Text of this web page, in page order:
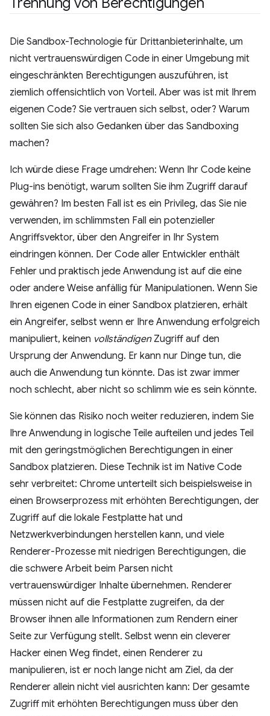
Die Sandbox-Technologie für Drittanbieterinhalte, um
nicht vertrauenswürdigen Code in einer Umgebung mit
eingeschränkten Berechtigungen auszuführen, ist
ziemlich offensichtlich von Vorteil. Aber was ist mit Ihrem
eigenen Code? Sie vertrauen sich selbst, oder? Warum
sollten Sie sich also Gedanken über das Sandboxing
machen?
Ich würde diese Frage umdrehen: Wenn Ihr Code keine
Plug-ins benötigt, warum sollten Sie ihm Zugriff darauf
gewähren? Im besten Fall ist es ein Privileg, das Sie nie
verwenden, im schlimmsten Fall ein potenzieller
Angriffsvektor, über den Angreifer in Ihr System
eindringen können. Der Code aller Entwickler enthält
Fehler und praktisch jede Anwendung ist auf die eine
oder andere Weise anfällig für Manipulationen. Wenn Sie
Ihren eigenen Code in einer Sandbox platzieren, erhält
ein Angreifer, selbst wenn er Ihre Anwendung erfolgreich
manipuliert, keinen vollständigenZugriff auf den
Ursprung der Anwendung. Er kann nur Dinge tun, die
auch die Anwendung tun könnte. Das ist zwar immer
noch schlecht, aber nicht so schlimm wie es sein könnte.
Sie können das Risiko noch weiter reduzieren, indem Sie
Ihre Anwendung in logische Teile aufteilen und jedes Teil
mit den geringstmöglichen Berechtigungen in einer
Sandbox platzieren. Diese Technik ist im Native Code
sehr verbreitet: Chrome unterteilt sich beispielsweise in
einen Browserprozess mit erhöhten Berechtigungen, der
Zugriff auf die lokale Festplatte hat und
Netzwerkverbindungen herstellen kann, und viele
Renderer-Prozesse mit niedrigen Berechtigungen, die
die schwere Arbeit beim Parsen nicht
vertrauenswürdiger Inhalte übernehmen. Renderer
müssen nicht auf die Festplatte zugreifen, da der
Browser ihnen alle Informationen zum Rendern einer
Seite zur Verfügung stellt. Selbst wenn ein cleverer
Hacker einen Weg findet, einen Renderer zu
manipulieren, ist er noch lange nicht am Ziel, da der
Renderer allein nicht viel ausrichten kann: Der gesamte
Zugriff mit erhöhten Berechtigungen muss über den